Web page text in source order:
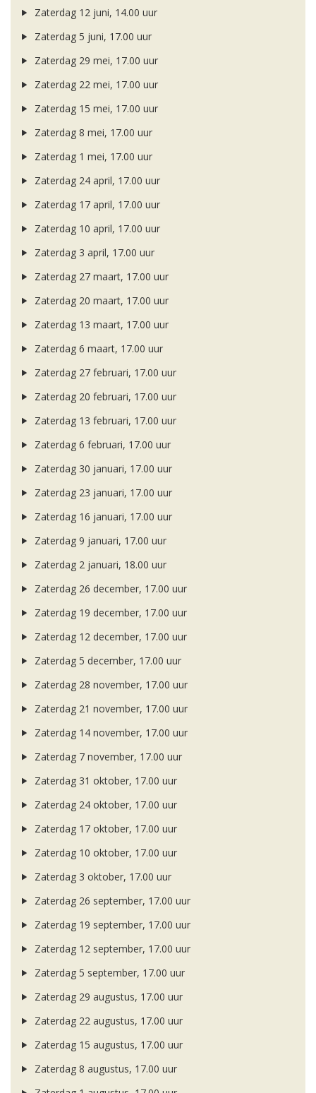
Zaterdag 12 juni, 14.00 uur
Zaterdag 5 juni, 17.00 uur
Zaterdag 29 mei, 17.00 uur
Zaterdag 22 mei, 17.00 uur
Zaterdag 15 mei, 17.00 uur
Zaterdag 8 mei, 17.00 uur
Zaterdag 1 mei, 17.00 uur
Zaterdag 24 april, 17.00 uur
Zaterdag 17 april, 17.00 uur
Zaterdag 10 april, 17.00 uur
Zaterdag 3 april, 17.00 uur
Zaterdag 27 maart, 17.00 uur
Zaterdag 20 maart, 17.00 uur
Zaterdag 13 maart, 17.00 uur
Zaterdag 6 maart, 17.00 uur
Zaterdag 27 februari, 17.00 uur
Zaterdag 20 februari, 17.00 uur
Zaterdag 13 februari, 17.00 uur
Zaterdag 6 februari, 17.00 uur
Zaterdag 30 januari, 17.00 uur
Zaterdag 23 januari, 17.00 uur
Zaterdag 16 januari, 17.00 uur
Zaterdag 9 januari, 17.00 uur
Zaterdag 2 januari, 18.00 uur
Zaterdag 26 december, 17.00 uur
Zaterdag 19 december, 17.00 uur
Zaterdag 12 december, 17.00 uur
Zaterdag 5 december, 17.00 uur
Zaterdag 28 november, 17.00 uur
Zaterdag 21 november, 17.00 uur
Zaterdag 14 november, 17.00 uur
Zaterdag 7 november, 17.00 uur
Zaterdag 31 oktober, 17.00 uur
Zaterdag 24 oktober, 17.00 uur
Zaterdag 17 oktober, 17.00 uur
Zaterdag 10 oktober, 17.00 uur
Zaterdag 3 oktober, 17.00 uur
Zaterdag 26 september, 17.00 uur
Zaterdag 19 september, 17.00 uur
Zaterdag 12 september, 17.00 uur
Zaterdag 5 september, 17.00 uur
Zaterdag 29 augustus, 17.00 uur
Zaterdag 22 augustus, 17.00 uur
Zaterdag 15 augustus, 17.00 uur
Zaterdag 8 augustus, 17.00 uur